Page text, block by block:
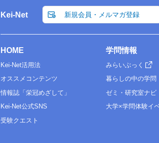
Kei-Net 新規会員・メルマガ登録
HOME
Kei-Net活用法
オススメコンテンツ
情報誌「栄冠めざして」
Kei-Net公式SNS
受験クエスト
学問情報
みらいぶっく
暮らしの中の学問
ゼミ・研究室ナビ
大学×学問体験イ